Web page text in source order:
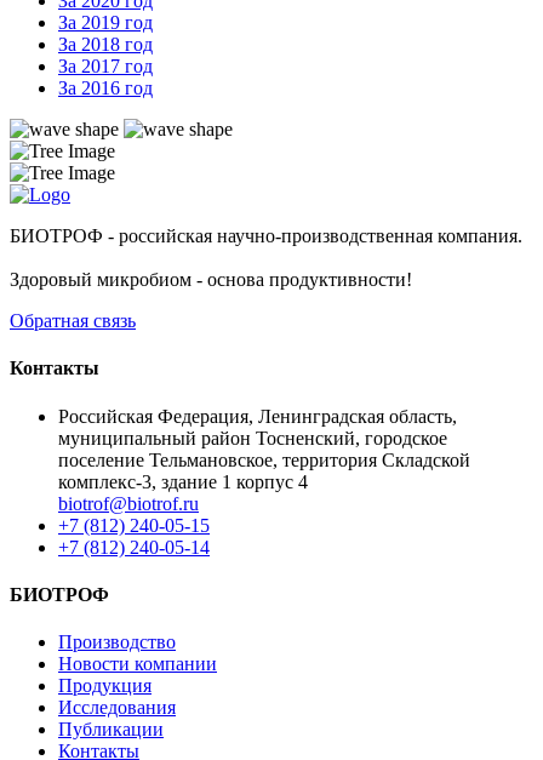
За 2019 год
За 2018 год
За 2017 год
За 2016 год
БИОТРОФ - российская научно-производственная компания.
Здоровый микробиом - основа продуктивности!
Обратная связь
Контакты
Российская Федерация, Ленинградская область,
муниципальный район Тосненский, городское
поселение Тельмановское, территория Складской
комплекс-3, здание 1 корпус 4
biotrof@biotrof.ru
+7 (812) 240-05-15
+7 (812) 240-05-14
БИОТРОФ
Производство
Новости компании
Продукция
Исследования
Публикации
Контакты